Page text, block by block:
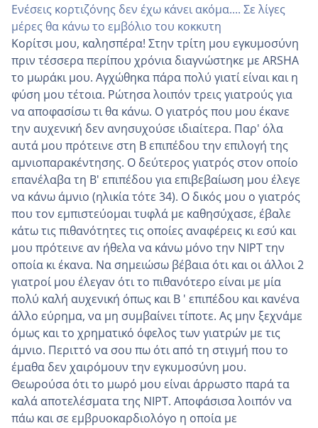
Ενέσεις κορτιζόνης δεν έχω κάνει ακόμα.... Σε λίγες
μέρες θα κάνω το εμβόλιο του κοκκυτη
Κορίτσι μου, καλησπέρα! Στην τρίτη μου εγκυμοσύνη
πριν τέσσερα περίπου χρόνια διαγνώστηκε με ARSHA
το μωράκι μου. Αγχώθηκα πάρα πολύ γιατί είναι και η
φύση μου τέτοια. Ρώτησα λοιπόν τρεις γιατρούς για
να αποφασίσω τι θα κάνω. Ο γιατρός που μου έκανε
την αυχενική δεν ανησυχούσε ιδιαίτερα. Παρ' όλα
αυτά μου πρότεινε στη Β επιπέδου την επιλογή της
αμνιοπαρακέντησης. Ο δεύτερος γιατρός στον οποίο
επανέλαβα τη Β' επιπέδου για επιβεβαίωση μου έλεγε
να κάνω άμνιο (ηλικία τότε 34). Ο δικός μου ο γιατρός
που τον εμπιστεύομαι τυφλά με καθησύχασε, έβαλε
κάτω τις πιθανότητες τις οποίες αναφέρεις κι εσύ και
μου πρότεινε αν ήθελα να κάνω μόνο την NIPT την
οποία κι έκανα. Να σημειώσω βέβαια ότι και οι άλλοι 2
γιατροί μου έλεγαν ότι το πιθανότερο είναι με μία
πολύ καλή αυχενική όπως και Β ' επιπέδου και κανένα
άλλο εύρημα, να μη συμβαίνει τίποτε. Ας μην ξεχνάμε
όμως και το χρηματικό όφελος των γιατρών με τις
άμνιο. Περιττό να σου πω ότι από τη στιγμή που το
έμαθα δεν χαιρόμουν την εγκυμοσύνη μου.
Θεωρούσα ότι το μωρό μου είναι άρρωστο παρά τα
καλά αποτελέσματα της NIPT. Αποφάσισα λοιπόν να
πάω και σε εμβρυοκαρδιολόγο η οποία με